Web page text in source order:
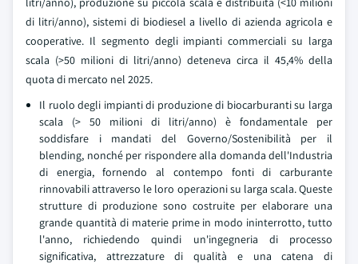
di litri/anno), sistemi di biodiesel a livello di azienda agricola e
cooperative. Il segmento degli impianti commerciali su larga
scala (>50 milioni di litri/anno) deteneva circa il 45,4% della
quota di mercato nel 2025.
Il ruolo degli impianti di produzione di biocarburanti su larga
scala (> 50 milioni di litri/anno) è fondamentale per
soddisfare i mandati del Governo/Sostenibilità per il
blending, nonché per rispondere alla domanda dell'Industria
di energia, fornendo al contempo fonti di carburante
rinnovabili attraverso le loro operazioni su larga scala. Queste
strutture di produzione sono costruite per elaborare una
grande quantità di materie prime in modo ininterrotto, tutto
l'anno, richiedendo quindi un'ingegneria di processo
significativa, attrezzature di qualità e una catena di